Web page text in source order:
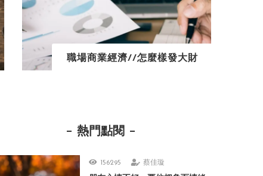
職場商業經濟//怎麼樣發大財
熱門點閱
156295 蔡佳璇